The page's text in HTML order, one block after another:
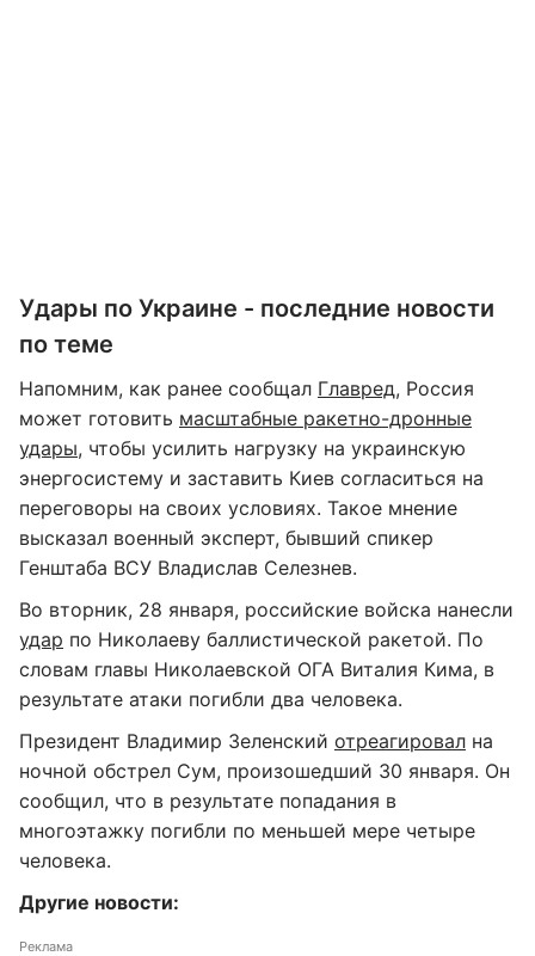
Удары по Украине - последние новости
по теме
Напомним, как ранее сообщал Главред, Россия
может готовить масштабные ракетно-дронные
удары, чтобы усилить нагрузку на украинскую
энергосистему и заставить Киев согласиться на
переговоры на своих условиях. Такое мнение
высказал военный эксперт, бывший спикер
Генштаба ВСУ Владислав Селезнев.
Во вторник, 28 января, российские войска нанесли
удар по Николаеву баллистической ракетой. По
словам главы Николаевской ОГА Виталия Кима, в
результате атаки погибли два человека.
Президент Владимир Зеленский отреагировал на
ночной обстрел Сум, произошедший 30 января. Он
сообщил, что в результате попадания в
многоэтажку погибли по меньшей мере четыре
человека.
Другие новости:
Реклама